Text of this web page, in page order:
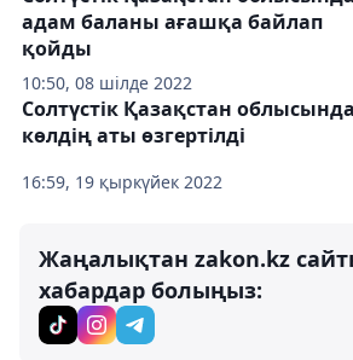
10:50, 08 шілде 2022
адам баланы ағашқа байлап
қойды
16:59, 19 қыркүйек 2022
Солтүстік Қазақстан облысында
көлдің аты өзгертілді
Жаңалықтан zakon.kz
хабардар болыңыз: